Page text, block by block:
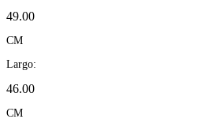
49.00
CM
Largo:
46.00
CM